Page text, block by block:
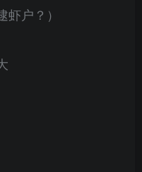
户？）